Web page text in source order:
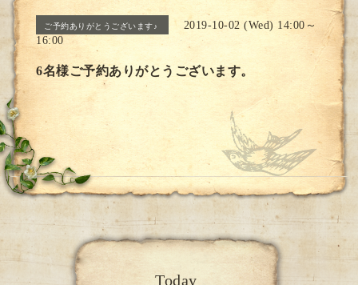
ご予約ありがとうございます♪
2019-10-02 (Wed) 14:00～
16:00
6名様ご予約ありがとうございます。
Today